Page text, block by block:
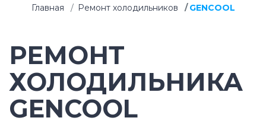
Главная Ремонт холодильников GENCOOL
РЕМОНТ
ХОЛОДИЛЬНИКА
GENCOOL